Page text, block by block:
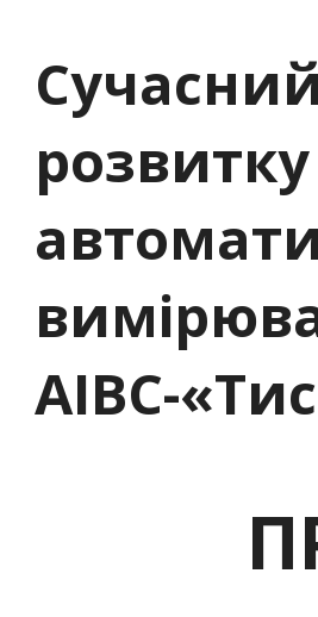
розвитку
АІВС-«